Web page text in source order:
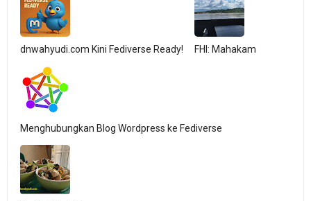
dnwahyudi.com Kini Fediverse Ready! FHI: Mahakam
Menghubungkan Blog Wordpress ke Fediverse